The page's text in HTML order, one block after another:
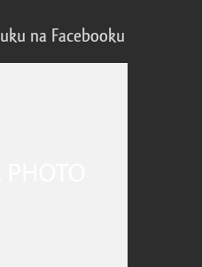
na Facebooku